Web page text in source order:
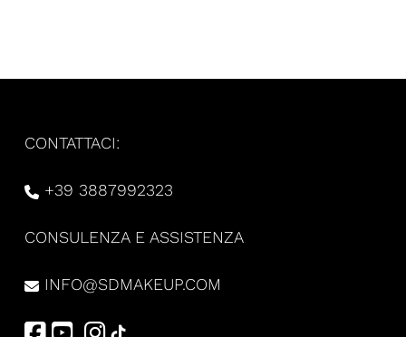
CONTATTACI:
+39 3887992323
CONSULENZA E ASSISTENZA
INFO@SDMAKEUP.COM